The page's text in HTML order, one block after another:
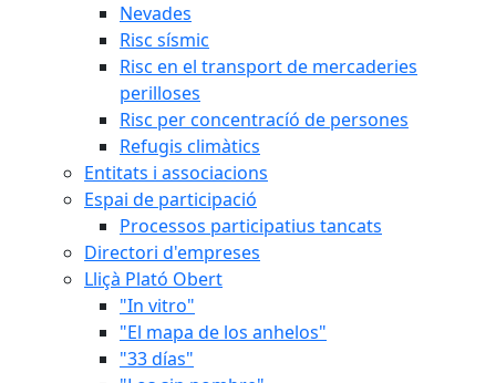
Nevades
Risc sísmic
Risc en el transport de mercaderies
perilloses
Risc per concentracíó de persones
Refugis climàtics
Entitats i associacions
Espai de participació
Processos participatius tancats
Directori d'empreses
Lliçà Plató Obert
"In vitro"
"El mapa de los anhelos"
"33 días"